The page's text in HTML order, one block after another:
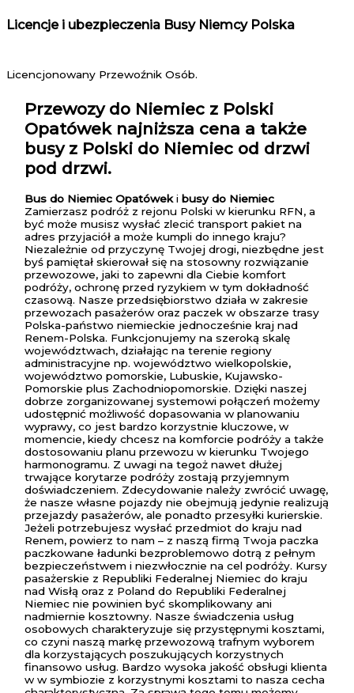
Licencje i ubezpieczenia Busy Niemcy Polska
Licencjonowany Przewoźnik Osób.
Przewozy do Niemiec z Polski
Opatóweknajniższa cena a także
busy z Polski do Niemiec od drzwi
pod drzwi.
Bus do Niemiec Opatóweki busy do Niemiec
Zamierzasz podróż z rejonu Polski w kierunku RFN, a
być może musisz wysłać zlecić transport pakiet na
adres przyjaciół a może kumpli do innego kraju?
Niezależnie od przyczynę Twojej drogi, niezbędne jest
byś pamiętał skierował się na stosowny rozwiązanie
przewozowe, jaki to zapewni dla Ciebie komfort
podróży, ochronę przed ryzykiem w tym dokładność
czasową. Nasze przedsiębiorstwo działa w zakresie
przewozach pasażerów oraz paczek w obszarze trasy
Polska-państwo niemieckie jednocześnie kraj nad
Renem-Polska. Funkcjonujemy na szeroką skalę
województwach, działając na terenie regiony
administracyjne np. województwo wielkopolskie,
województwo pomorskie, Lubuskie, Kujawsko-
Pomorskie plus Zachodniopomorskie. Dzięki naszej
dobrze zorganizowanej systemowi połączeń możemy
udostępnić możliwość dopasowania w planowaniu
wyprawy, co jest bardzo korzystnie kluczowe, w
momencie, kiedy chcesz na komforcie podróży a także
dostosowaniu planu przewozu w kierunku Twojego
harmonogramu. Z uwagi na tegoż nawet dłużej
trwające korytarze podróży zostają przyjemnym
doświadczeniem. Zdecydowanie należy zwrócić uwagę,
że nasze własne pojazdy nie obejmują jedynie realizują
przejazdy pasażerów, ale ponadto przesyłki kurierskie.
Jeżeli potrzebujesz wysłać przedmiot do kraju nad
Renem, powierz to nam – z naszą firmą Twoja paczka
paczkowane ładunki bezproblemowo dotrą z pełnym
bezpieczeństwem i niezwłocznie na cel podróży. Kursy
pasażerskie z Republiki Federalnej Niemiec do kraju
nad Wisłą oraz z Poland do Republiki Federalnej
Niemiec nie powinien być skomplikowany ani
nadmiernie kosztowny. Nasze świadczenia usług
osobowych charakteryzuje się przystępnymi kosztami,
co czyni naszą markę przewozową trafnym wyborem
dla korzystających poszukujących korzystnych
finansowo usług. Bardzo wysoka jakość obsługi klienta
w w symbiozie z korzystnymi kosztami to nasza cecha